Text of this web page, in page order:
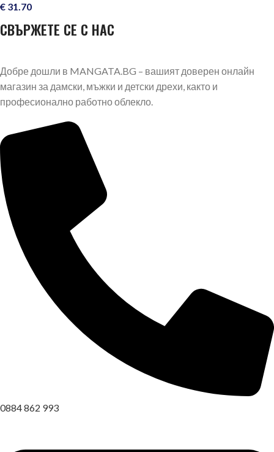
€ 31.70
СВЪРЖЕТЕ СЕ С НАС
Добре дошли в MANGATA.BG – вашият доверен онлайн
магазин за дамски, мъжки и детски дрехи, както и
професионално работно облекло.
0884 862 993